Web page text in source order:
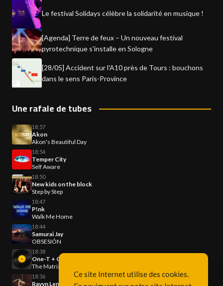
Le festival Solidays célèbre la solidarité en musique !
[Agenda] Terre de feux – Un nouveau festival
pyrotechnique s'installe en Sologne
[28/05] Accident sur l'A10 près de Tours : bouchons
dans le sens Paris-Province
Une rafale de tubes
18:57
Akon
Akon's Beautiful Day
18:54
Temper City
Self Aware
18:50
New kids on the block
Step by Step
18:47
P!nk
Walk Me Home
18:44
Samurai Jay
OBSESIÓN
18:38
One-T + Cool-T + Rob-D
The Matrix Key
18:36
Ravyn Lenae
Ce site Internet utilise des cookies.